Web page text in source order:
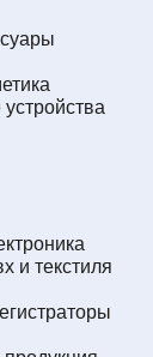
и текстиля